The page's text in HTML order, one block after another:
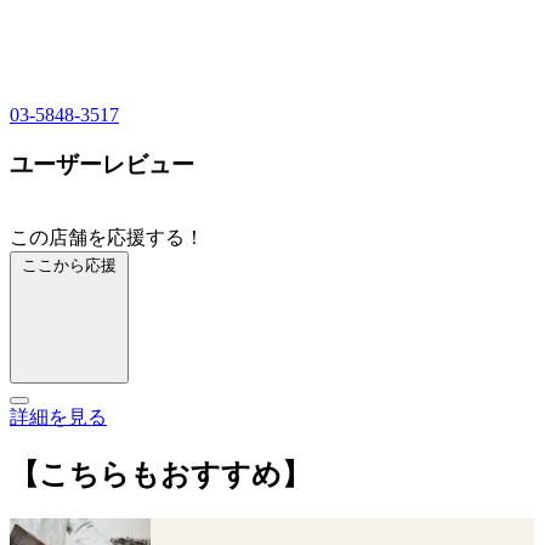
03-5848-3517
ユーザーレビュー
この店舗を応援する！
ここから応援
詳細を見る
【こちらもおすすめ】